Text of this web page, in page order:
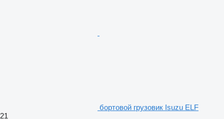
бортовой грузовик Isuzu ELF
21